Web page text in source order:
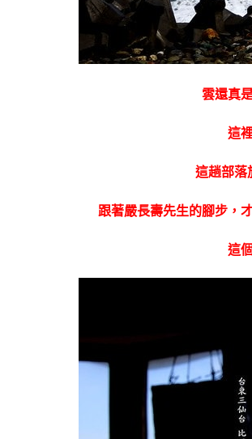
雲還真
這
這趟部落
跟著嚴長壽先生的腳步，
這